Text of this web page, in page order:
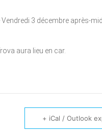
3 décembre après-
aura lieu en car.
+ iCal / Outlook